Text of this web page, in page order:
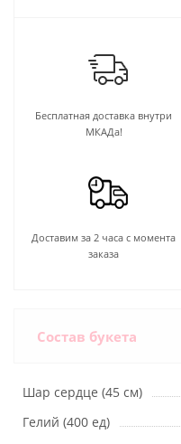
Бесплатная доставка внутри
МКАДа!
Доставим за 2 часа с момента
заказа
Состав букета
Шар сердце (45 см)
Гелий (400 ед)